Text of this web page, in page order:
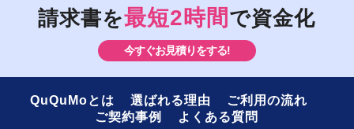
請求書を最短2時間 で資金化
今すぐお見積りをする!
QuQuMoとは 選ばれる理由
ご利用の流れ
ご契約事例
よくある質問